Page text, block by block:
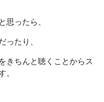
思ったら、
ったり、
きちんと聴くことからス
。